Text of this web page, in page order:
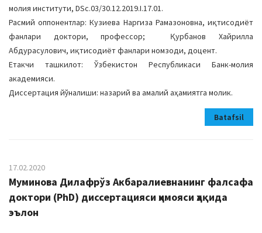
молия институти, DSc.03/30.12.2019.I.17.01.
Расмий оппонентлар: Кузиева Наргиза Рамазоновна, иқтисодиёт
фанлари доктори, профессор; Қурбанов Хайрилла
Абдурасулович, иқтисодиёт фанлари номзоди, доцент.
Етакчи ташкилот: Ўзбекистон Республикаси Банк-молия
академияси.
Диссертация йўналиши: назарий ва амалий аҳамиятга молик.
Batafsil
17.02.2020
Муминова Дилафрўз Акбаралиевнанинг фалсафа
доктори (PhD) диссертацияси ҳимояси ҳақида
эълон